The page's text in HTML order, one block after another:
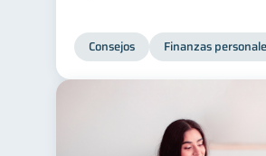
Consejos Finanzas